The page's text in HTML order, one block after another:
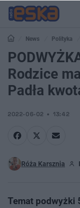
News Polityka
dostać więcej. Padła kwota!
Rodzice
Padła
2022-06-02 13:42
Róża Karsznia
Temat podwyżki